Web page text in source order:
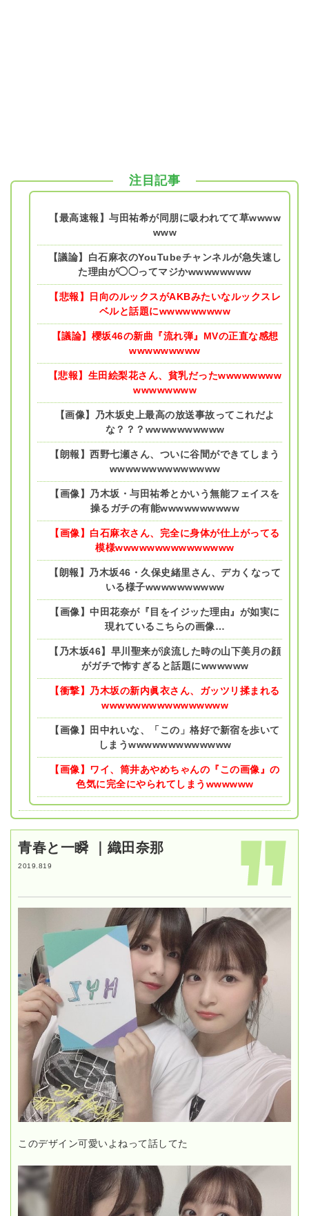
注目記事
【最高速報】与田祐希が同朋に吸われてて草wwww
www
【議論】白石麻衣のYouTubeチャンネルが急失速し
た理由が◯◯ってマジかwwwwwwww
【悲報】日向のルックスがAKBみたいなルックスレ
ベルと話題にwwwwwwwww
【議論】櫻坂46の新曲『流れ弾』MVの正直な感想
wwwwwwwww
【悲報】生田絵梨花さん、貧乳だったwwwwwwww
wwwwwwww
【画像】乃木坂史上最高の放送事故ってこれだよ
な？？？wwwwwwwwww
【朗報】西野七瀬さん、ついに谷間ができてしまう
wwwwwwwwwwwwww
【画像】乃木坂・与田祐希とかいう無能フェイスを
操るガチの有能wwwwwwwwww
【画像】白石麻衣さん、完全に身体が仕上がってる
模様wwwwwwwwwwwwwww
【朗報】乃木坂46・久保史緒里さん、デカくなって
いる様子wwwwwwwwww
【画像】中田花奈が『目をイジッた理由』が如実に
現れているこちらの画像…
【乃木坂46】早川聖来が涙流した時の山下美月の顔
がガチで怖すぎると話題にwwwwww
【衝撃】乃木坂の新内眞衣さん、ガッツリ揉まれる
wwwwwwwwwwwwwwww
【画像】田中れいな、「この」格好で新宿を歩いて
しまうwwwwwwwwwwwww
【画像】ワイ、筒井あやめちゃんの『この画像』の
色気に完全にやられてしまうwwwwww
青春と一瞬 ｜織田奈那
2019.819
このデザイン可愛いよねって話してた